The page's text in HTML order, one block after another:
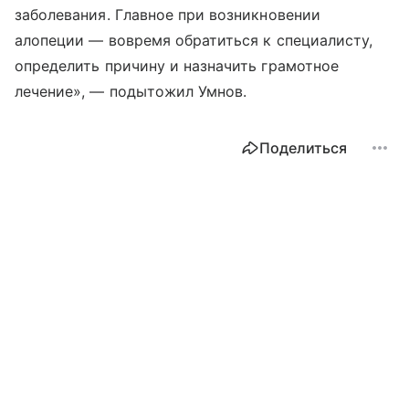
заболевания. Главное при возникновении
алопеции — вовремя обратиться к специалисту,
определить причину и назначить грамотное
лечение», — подытожил Умнов.
Поделиться